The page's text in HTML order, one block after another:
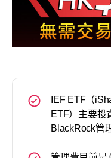
IEF ETF（
ETF）主要投
BlackRock管